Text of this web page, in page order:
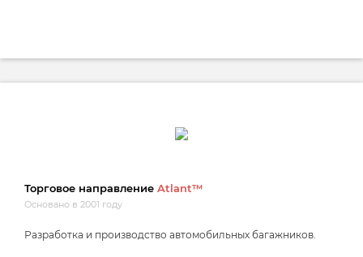
Торговое направление Atlant™
Основано в 2001 году
Разработка и производство автомобильных багажников.